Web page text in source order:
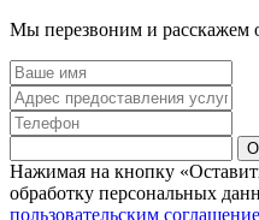
Мы перезвоним и расскажем
Нажимая на кнопку
обработку персональных
пользовательским